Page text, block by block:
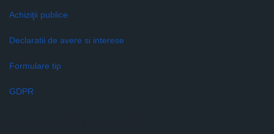
Achiziţii publice
Declaratii de avere si interese
Formulare tip
GDPR